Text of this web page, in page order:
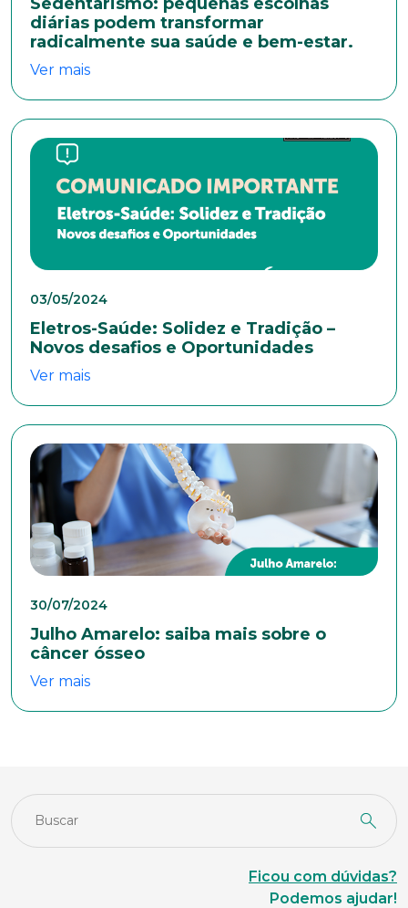
diárias podem transformar
radicalmente sua saúde e bem-estar.
Ver mais
03/05/2024
Eletros-Saúde: Solidez e Tradição –
Novos desafios e Oportunidades
Ver mais
30/07/2024
Julho Amarelo: saiba mais sobre o
câncer ósseo
Ver mais
Ficou com dúvidas?
Podemos ajudar!
Bairro
Naturalidade
Idade
Escolaridade
Sexo
Masculino
Feminino Outros
Área de interesse